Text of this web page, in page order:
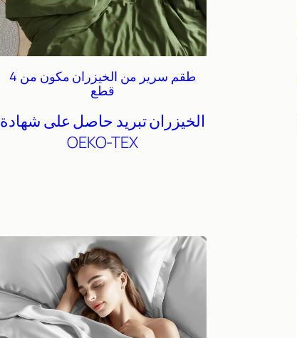
طقم سرير من الخيزران مكون من 4
قطع
الخيزرانتبريد حاصل على شهادة
OEKO-TEX